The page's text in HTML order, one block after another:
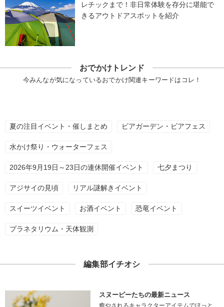
レチックまで！非日常体験を存分に堪能で
きるアウトドアスポットを紹介
おでかけトレンド
今みんなが気になっているおでかけ関連キーワードはコレ！
夏の注目イベント・催しまとめ ビアガーデン・ビアフェス
水かけ祭り・ウォーターフェス
2026年9月19日～23日の連休開催イベント 七夕まつり
アジサイの見頃 リアル謎解きイベント
スイーツイベント お酒イベント 恐竜イベント
プラネタリウム・天体観測
編集部イチオシ
スヌーピーたちの最新ニュース